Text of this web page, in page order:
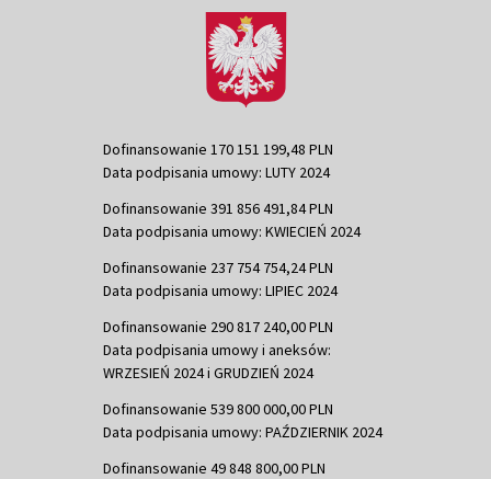
Dofinansowanie 170 151 199,48 PLN
Data podpisania umowy: LUTY 2024
Dofinansowanie 391 856 491,84 PLN
Data podpisania umowy: KWIECIEŃ 2024
Dofinansowanie 237 754 754,24 PLN
Data podpisania umowy: LIPIEC 2024
Dofinansowanie 290 817 240,00 PLN
Data podpisania umowy i aneksów:
WRZESIEŃ 2024 i GRUDZIEŃ 2024
Dofinansowanie 539 800 000,00 PLN
Data podpisania umowy: PAŹDZIERNIK 2024
Dofinansowanie 49 848 800,00 PLN